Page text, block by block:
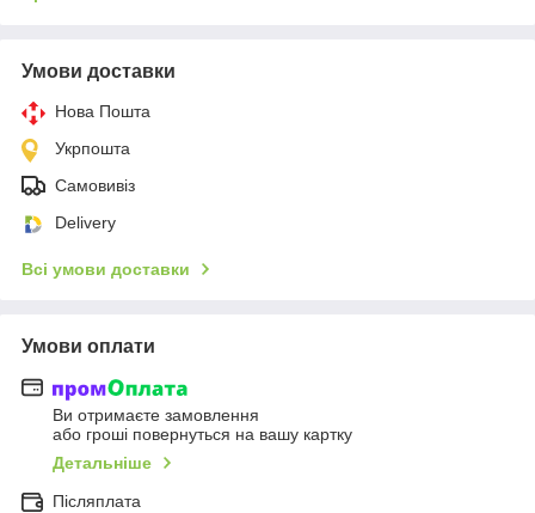
Умови доставки
Нова Пошта
Укрпошта
Самовивіз
Delivery
Всі умови доставки
Умови оплати
Ви отримаєте замовлення
або гроші повернуться на вашу картку
Детальніше
Післяплата